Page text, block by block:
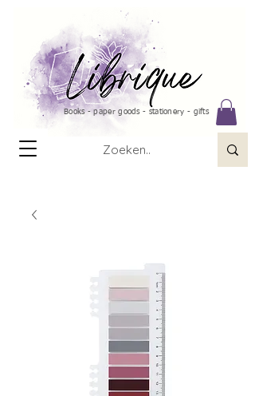
Books - paper goods - stationery - gifts